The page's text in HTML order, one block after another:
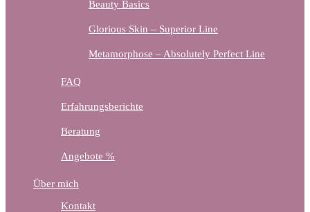
Beauty Basics
Glorious Skin – Superior Line
Metamorphose – Absolutely Perfect Line
FAQ
Erfahrungsberichte
Beratung
Angebote %
Über mich
Kontakt